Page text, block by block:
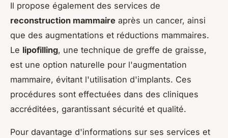
Il propose également des services de
reconstruction mammaire après un cancer, ainsi
que des augmentations et réductions mammaires.
Le lipofilling, une technique de greffe de graisse,
est une option naturelle pour l'augmentation
mammaire, évitant l'utilisation d'implants. Ces
procédures sont effectuées dans des cliniques
accréditées, garantissant sécurité et qualité.
Pour davantage d'informations sur ses services et